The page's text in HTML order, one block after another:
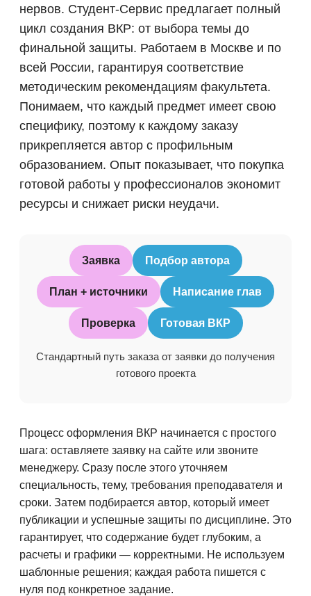
нервов. Студент-Сервис предлагает полный
цикл создания ВКР: от выбора темы до
финальной защиты. Работаем в Москве и по
всей России, гарантируя соответствие
методическим рекомендациям факультета.
Понимаем, что каждый предмет имеет свою
специфику, поэтому к каждому заказу
прикрепляется автор с профильным
образованием. Опыт показывает, что покупка
готовой работы у профессионалов экономит
ресурсы и снижает риски неудачи.
Заявка Подбор автора
План + источники Написание глав
Проверка Готовая ВКР
Стандартный путь заказа от заявки до получения
готового проекта
Процесс оформления ВКР начинается с простого
шага: оставляете заявку на сайте или звоните
менеджеру. Сразу после этого уточняем
специальность, тему, требования преподавателя и
сроки. Затем подбирается автор, который имеет
публикации и успешные защиты по дисциплине. Это
гарантирует, что содержание будет глубоким, а
расчеты и графики — корректными. Не используем
шаблонные решения; каждая работа пишется с
нуля под конкретное задание.